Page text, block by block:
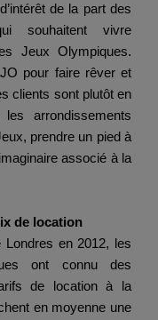
de la part des
souhaitent vivre
Jeux Olympiques.
pour faire rêver et
clients sont plutôt en
arrondissements
prendre un pied à
associé à la
de location
Londres en 2012, les
ont connu des
de location à la
en moyenne une